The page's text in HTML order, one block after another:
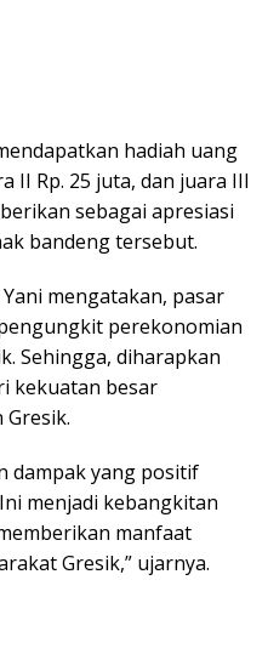
hadiah uang
II Rp. 25 juta, dan juara III
sebagai apresiasi
bandeng tersebut.
mengatakan, pasar
perekonomian
Sehingga, diharapkan
kekuatan besar
dampak yang positif
menjadi kebangkitan
manfaat
Gresik,” ujarnya.